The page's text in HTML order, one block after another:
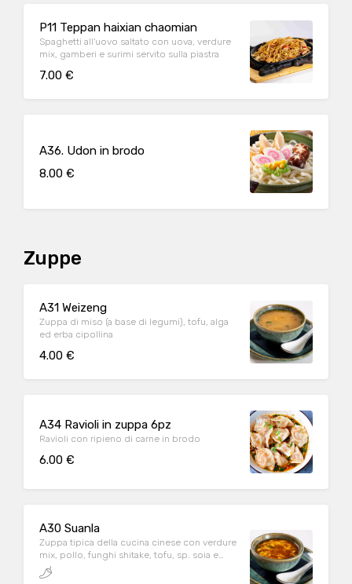
P11 Teppan haixian chaomian
Spaghetti all'uovo saltato con uova, verdure
mix, gamberi e surimi servito sulla piastra
7.00 €
A36. Udon in brodo
8.00 €
Zuppe
A31 Weizeng
Zuppa di miso (a base di legumi), tofu, alga
ed erba cipollina
4.00 €
A34 Ravioli in zuppa 6pz
Ravioli con ripieno di carne in brodo
6.00 €
A30 Suanla
Zuppa tipica della cucina cinese con verdure
mix, pollo, funghi shitake, tofu, sp. soia e
uova